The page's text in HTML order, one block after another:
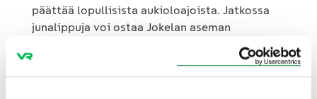
päättää lopullisista aukioloajoista. Jatkossa
junalippuja voi ostaa Jokelan aseman
lippuautomaateista, verkkokaupasta, VR:n
puhelinpalvelusta sekä junien
lipunmyyntivaunuista.